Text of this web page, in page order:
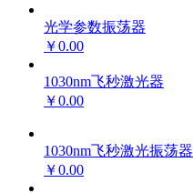
光学参数振荡器
￥0.00
1030nm飞秒激光器
￥0.00
1030nm飞秒激光振荡器
￥0.00